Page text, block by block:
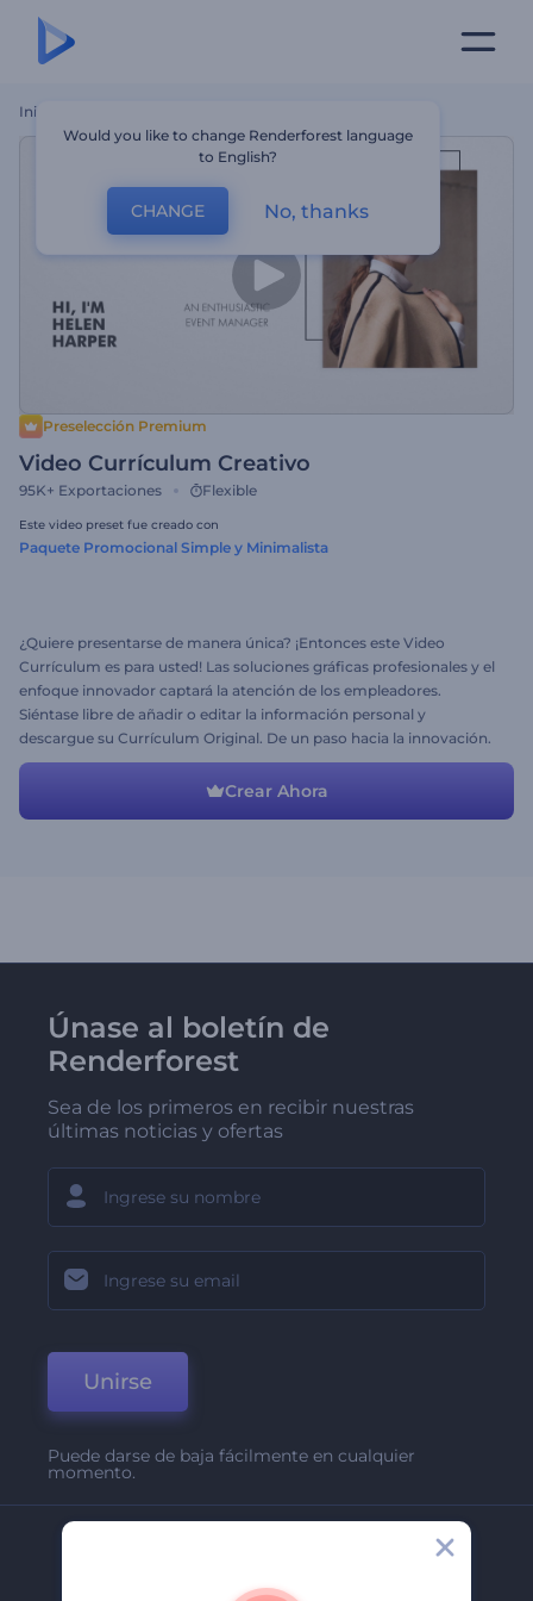
Inicio
Preselección Premium
Video Currículum Creativo
95K+ Exportaciones Flexible
Este video preset fue creado con
Paquete Promocional Simple y Minimalista
¿Quiere presentarse de manera única? ¡Entonces este Video
Currículum es para usted! Las soluciones gráficas profesionales y el
enfoque innovador captará la atención de los empleadores.
Siéntase libre de añadir o editar la información personal y
descargue su Currículum Original. De un paso hacia la innovación.
Crear Ahora
Únase al boletín de
Renderforest
Sea de los primeros en recibir nuestras
últimas noticias y ofertas
Unirse
Puede darse de baja fácilmente en cualquier
momento.
Acerca De
Would you like to change Renderforest language
to English?
CHANGE No, thanks